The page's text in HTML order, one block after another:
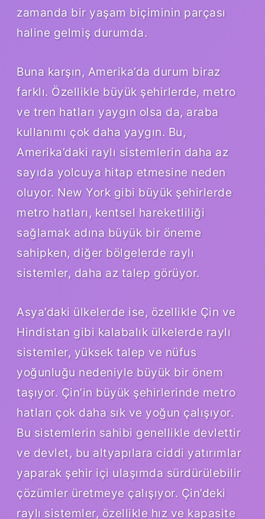
zamanda bir yaşam biçiminin parçası
haline gelmiş durumda.
Buna karşın, Amerika’da durum biraz
farklı. Özellikle büyük şehirlerde, metro
ve tren hatları yaygın olsa da, araba
kullanımı çok daha yaygın. Bu,
Amerika’daki raylı sistemlerin daha az
sayıda yolcuya hitap etmesine neden
oluyor. New York gibi büyük şehirlerde
metro hatları, kentsel hareketliliği
sağlamak adına büyük bir öneme
sahipken, diğer bölgelerde raylı
sistemler, daha az talep görüyor.
Asya’daki ülkelerde ise, özellikle Çin ve
Hindistan gibi kalabalık ülkelerde raylı
sistemler, yüksek talep ve nüfus
yoğunluğu nedeniyle büyük bir önem
taşıyor. Çin’in büyük şehirlerinde metro
hatları çok daha sık ve yoğun çalışıyor.
Bu sistemlerin sahibi genellikle devlettir
ve devlet, bu altyapılara ciddi yatırımlar
yaparak şehir içi ulaşımda sürdürülebilir
çözümler üretmeye çalışıyor. Çin’deki
raylı sistemler, özellikle hız ve kapasite